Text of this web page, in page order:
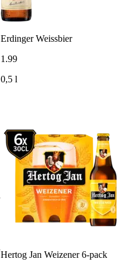
Erdinger Weissbier
1 .99
0,5 l
Hertog Jan Weizener 6-pack